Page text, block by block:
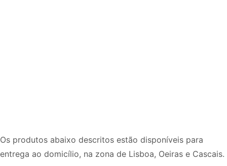
Os produtos abaixo descritos estão disponíveis para
entrega ao domicílio, na zona de Lisboa, Oeiras e Cascais.